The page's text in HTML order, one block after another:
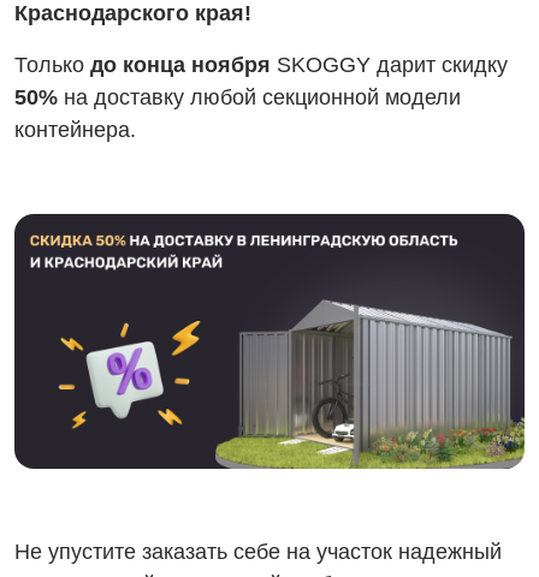
Краснодарского края!
Только до конца ноября SKOGGY дарит скидку
50% на доставку любой секционной модели
контейнера.
Не упустите заказать себе на участок надежный